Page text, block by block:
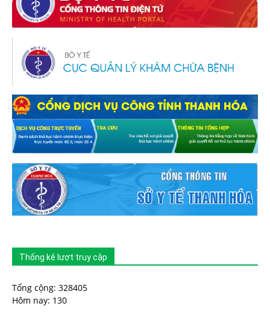
Thống kê lượt truy cập
Tổng cộng: 328405
Hôm nay: 130